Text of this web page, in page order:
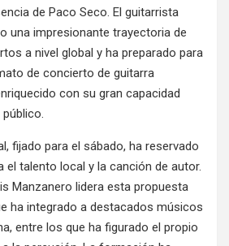
de Paco Seco. El guitarrista
una impresionante trayectoria de
a nivel global y ha preparado para
de concierto de guitarra
con su gran capacidad
fijado para el sábado, ha reservado
el talento local y la canción de autor.
Manzanero lidera esta propuesta
ha integrado a destacados músicos
entre los que ha figurado el propio